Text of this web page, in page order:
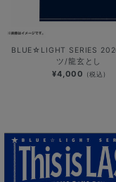
BLUE☆LIGHT SERIES
ツ/龍玄とし
¥4,000 (税込)